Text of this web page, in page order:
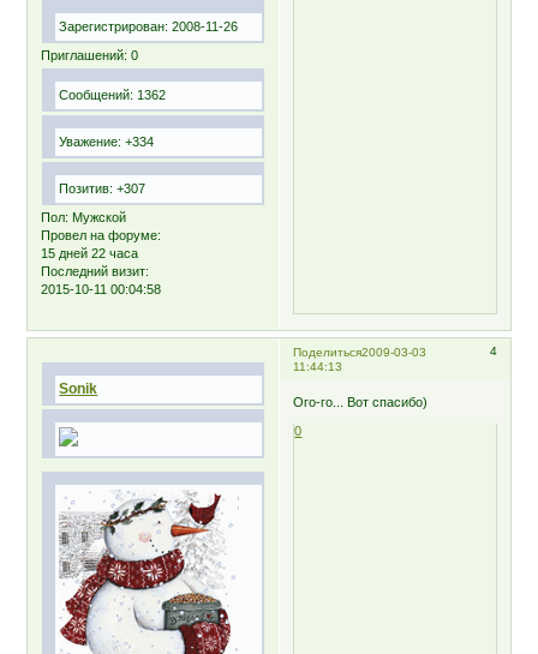
Зарегистрирован: 2008-11-26
Приглашений: 0
Сообщений: 1362
Уважение: +334
Позитив: +307
Пол: Мужской
Провел на форуме:
15 дней 22 часа
Последний визит:
2015-10-11 00:04:58
Поделиться 4
2009-03-03
11:44:13
Sоnіk
Ого-го... Вот спасибо)
0